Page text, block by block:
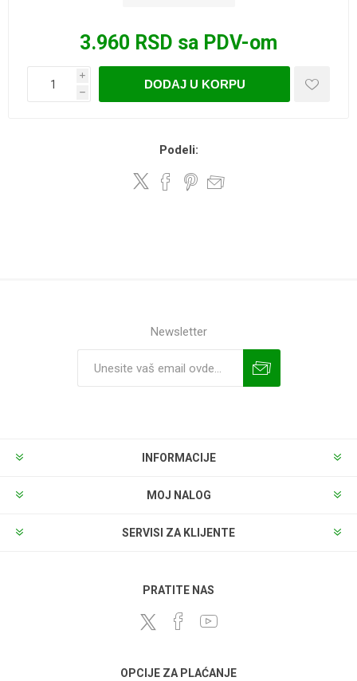
3.960 RSD sa PDV-om
i
h
DODAJ U KORPU
Podeli:
Newsletter
INFORMACIJE
MOJ NALOG
SERVISI ZA KLIJENTE
PRATITE NAS
OPCIJE ZA PLAĆANJE